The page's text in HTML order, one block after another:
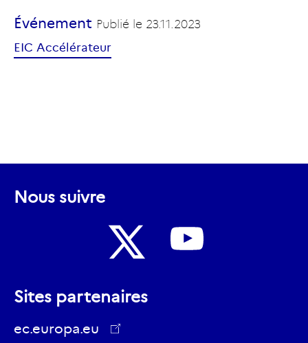
Événement Publié le 23.11.2023
EIC Accélérateur
Nous suivre
suivre
sur
Sites partenaires
ec.europa.eu